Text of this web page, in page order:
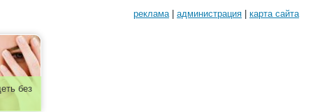
реклама| администрация карта сайта
без